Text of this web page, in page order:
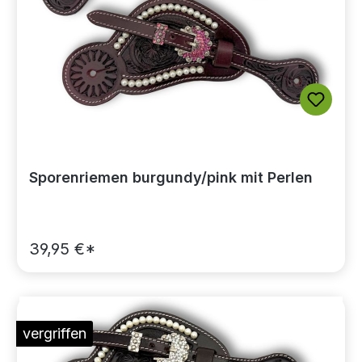
Sporenriemen burgundy/pink mit Perlen
39,95 €*
vergriffen